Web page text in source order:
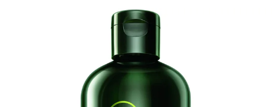
Now showing image 1 Shampoing épaississant Paul Mitchell